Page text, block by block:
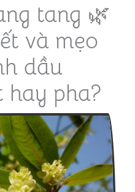
tang 🌿
và mẹo
dầu
hay pha?